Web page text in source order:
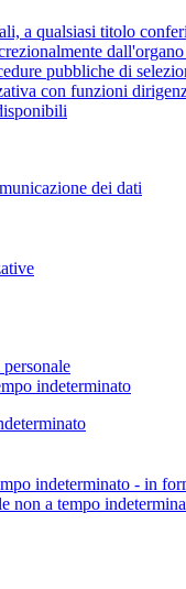
a qualsiasi titolo
pubbliche di
con funzioni
dei dati
indeterminato
indeterminato - in
non a tempo